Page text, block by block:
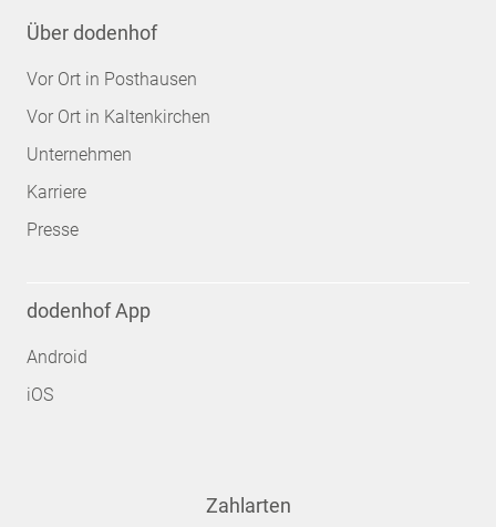
Über dodenhof
Vor Ort in Posthausen
Vor Ort in Kaltenkirchen
Unternehmen
Karriere
Presse
dodenhof App
Android
iOS
Zahlarten